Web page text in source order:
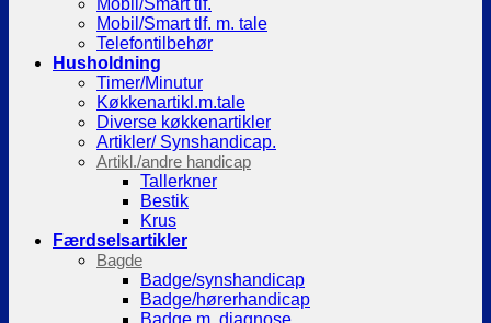
Mobil/Smart tlf.
Mobil/Smart tlf. m. tale
Telefontilbehør
Husholdning
Timer/Minutur
Køkkenartikl.m.tale
Diverse køkkenartikler
Artikler/ Synshandicap.
Artikl./andre handicap
Tallerkner
Bestik
Krus
Færdselsartikler
Bagde
Badge/synshandicap
Badge/hørerhandicap
Badge m. diagnose